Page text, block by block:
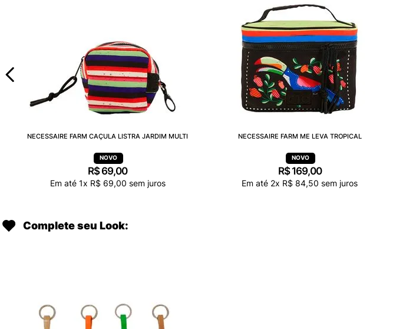
NECESSAIRE FARM CAÇULA LISTRA JARDIM MULTI
R$69,00
Em até 1x R$ 69,00 sem juros
NECESSAIRE FARM ME LEVA TROPICAL
R$ 169,00
Em até 2x R$ 84,50 sem juros
Complete seu Look: